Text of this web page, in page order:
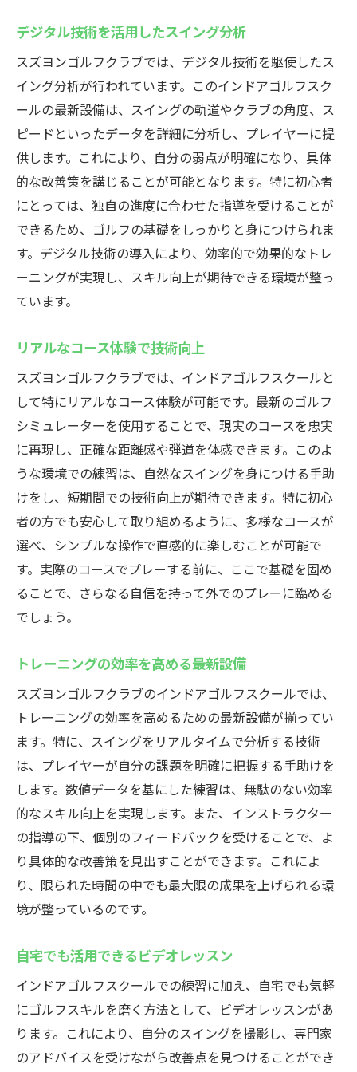
デジタル技術を活用したスイング分析
スズヨンゴルフクラブでは、デジタル技術を駆使したス
イング分析が行われています。このインドアゴルフスク
ールの最新設備は、スイングの軌道やクラブの角度、ス
ピードといったデータを詳細に分析し、プレイヤーに提
供します。これにより、自分の弱点が明確になり、具体
的な改善策を講じることが可能となります。特に初心者
にとっては、独自の進度に合わせた指導を受けることが
できるため、ゴルフの基礎をしっかりと身につけられま
す。デジタル技術の導入により、効率的で効果的なトレ
ーニングが実現し、スキル向上が期待できる環境が整っ
ています。
リアルなコース体験で技術向上
スズヨンゴルフクラブでは、インドアゴルフスクールと
して特にリアルなコース体験が可能です。最新のゴルフ
シミュレーターを使用することで、現実のコースを忠実
に再現し、正確な距離感や弾道を体感できます。このよ
うな環境での練習は、自然なスイングを身につける手助
けをし、短期間での技術向上が期待できます。特に初心
者の方でも安心して取り組めるように、多様なコースが
選べ、シンプルな操作で直感的に楽しむことが可能で
す。実際のコースでプレーする前に、ここで基礎を固め
ることで、さらなる自信を持って外でのプレーに臨める
でしょう。
トレーニングの効率を高める最新設備
スズヨンゴルフクラブのインドアゴルフスクールでは、
トレーニングの効率を高めるための最新設備が揃ってい
ます。特に、スイングをリアルタイムで分析する技術
は、プレイヤーが自分の課題を明確に把握する手助けを
します。数値データを基にした練習は、無駄のない効率
的なスキル向上を実現します。また、インストラクター
の指導の下、個別のフィードバックを受けることで、よ
り具体的な改善策を見出すことができます。これによ
り、限られた時間の中でも最大限の成果を上げられる環
境が整っているのです。
自宅でも活用できるビデオレッスン
インドアゴルフスクールでの練習に加え、自宅でも気軽
にゴルフスキルを磨く方法として、ビデオレッスンがあ
ります。これにより、自分のスイングを撮影し、専門家
のアドバイスを受けながら改善点を見つけることができ